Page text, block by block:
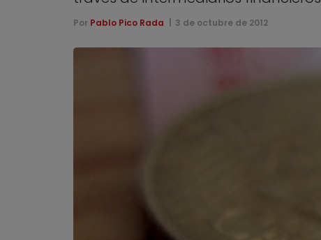
Por Pablo Pico Rada 3 de octubre de 2012